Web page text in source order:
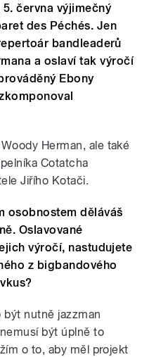
června výjimečný
des Péchés. Jen
bandleaderů
a oslaví tak výročí
Ebony
Herman, ale také
Cotatcha
Jiřího Kotači.
osobnostem děláváš
Oslavované
výročí, nastudujete
z bigbandového
nutně jazzman
být úplně to
o to, aby měl projekt